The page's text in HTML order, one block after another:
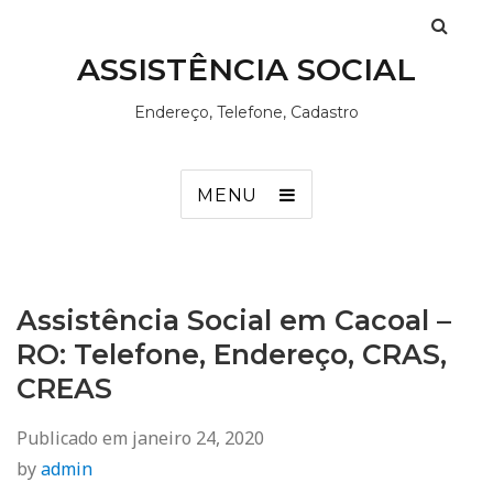
ASSISTÊNCIA SOCIAL
Endereço, Telefone, Cadastro
MENU
Assistência Social em Cacoal –
RO: Telefone, Endereço, CRAS,
CREAS
Publicado em janeiro 24, 2020
byadmin